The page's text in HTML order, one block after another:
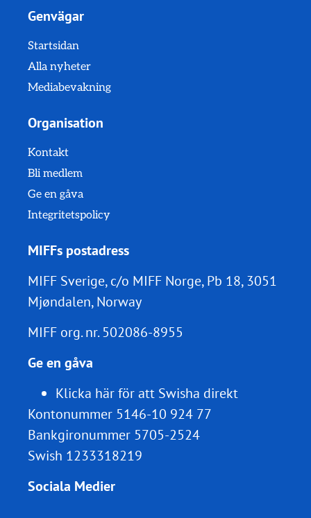
Genvägar
Startsidan
Alla nyheter
Mediabevakning
Organisation
Kontakt
Bli medlem
Ge en gåva
Integritetspolicy
MIFFs postadress
MIFF Sverige, c/o MIFF Norge, Pb 18, 3051
Mjøndalen, Norway
MIFF org. nr.502086-8955
Ge en gåva
Klicka här för att Swisha direkt
Kontonummer 5146-10 924 77
Bankgironummer 5705-2524
Swish 1233318219
Sociala Medier